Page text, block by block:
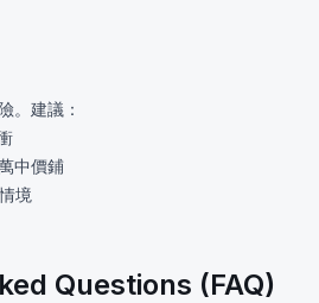
。建議：
中價鋪
境
Questions (FAQ)